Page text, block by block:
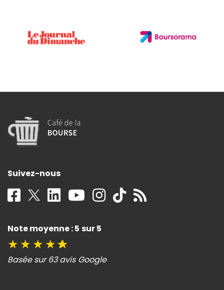
Suivez-nous
Note moyenne : 5 sur 5
★ ★ ★ ★★
Basée sur 63 avis Google